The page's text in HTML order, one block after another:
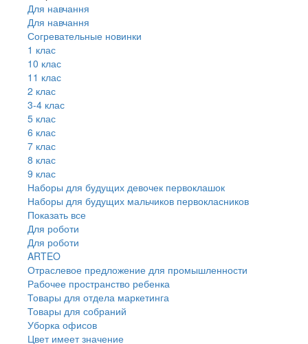
Для навчання
Для навчання
Согревательные новинки
1 клас
10 клас
11 клас
2 клас
3-4 клас
5 клас
6 клас
7 клас
8 клас
9 клас
Наборы для будущих девочек первоклашок
Наборы для будущих мальчиков первокласников
Показать все
Для роботи
Для роботи
ARTEO
Отраслевое предложение для промышленности
Рабочее пространство ребенка
Товары для отдела маркетинга
Товары для собраний
Уборка офисов
Цвет имеет значение